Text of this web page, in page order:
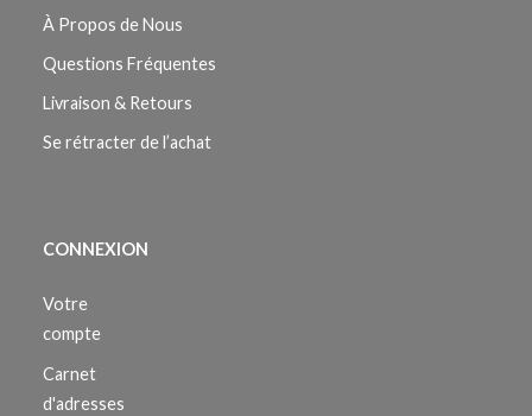
À Propos de Nous
Questions Fréquentes
Livraison & Retours
Se rétracter de l’achat
CONNEXION
Votre
compte
Carnet
d'adresses